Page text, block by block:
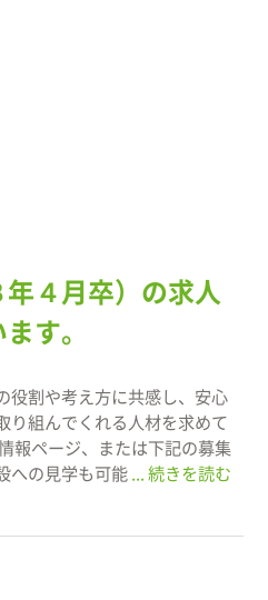
４月卒）の求人
す。
役割や考え方に共感し、安心
り組んでくれる人材を求めて
報ページ、または下記の募集
への見学も可能 ... 続きを読む